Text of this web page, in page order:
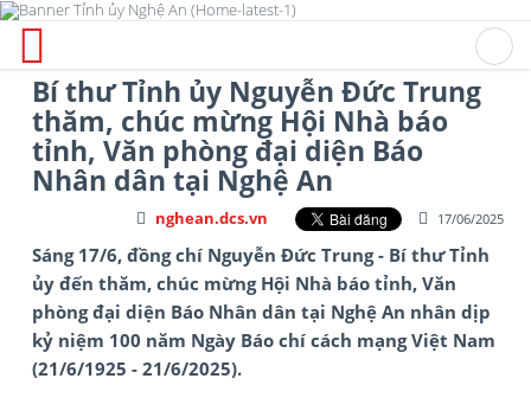
Bí thư Tỉnh ủy Nguyễn Đức Trung
thăm, chúc mừng Hội Nhà báo
tỉnh, Văn phòng đại diện Báo
Nhân dân tại Nghệ An
17/06/2025
nghean.dcs.vn
Sáng 17/6, đồng chí Nguyễn Đức Trung - Bí thư Tỉnh
ủy đến thăm, chúc mừng Hội Nhà báo tỉnh, Văn
phòng đại diện Báo Nhân dân tại Nghệ An nhân dịp
kỷ niệm 100 năm Ngày Báo chí cách mạng Việt Nam
(21/6/1925 - 21/6/2025).